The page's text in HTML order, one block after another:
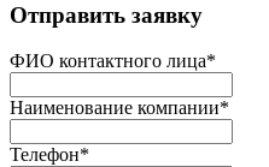
Отправить заявку
ФИО контактного лица*
Наименование компании*
Телефон*